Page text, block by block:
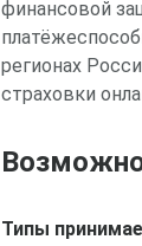
финансовой
регионах
страховки
Типы